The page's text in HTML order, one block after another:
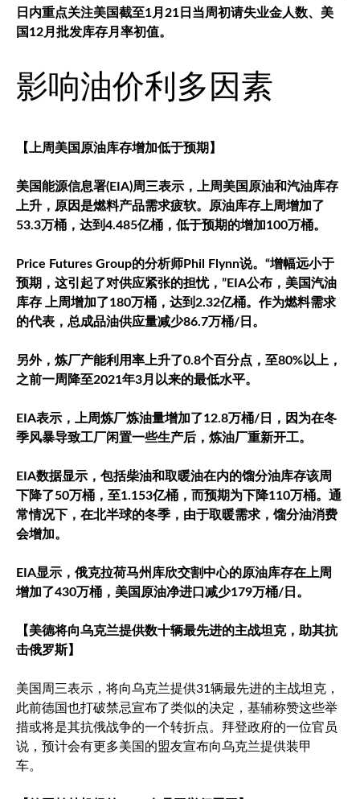
日内重点关注美国截至1月21日当周初请失业金人数、美
国12月批发库存月率初值。
影响油价利多因素
【上周美国原油库存增加低于预期】
美国能源信息署(EIA)周三表示，上周美国原油和汽油库存
上升，原因是燃料产品需求疲软。原油库存上周增加了
53.3万桶，达到4.485亿桶，低于预期的增加100万桶。
Price Futures Group的分析师Phil Flynn说。“增幅远小于
预期，这引起了对供应紧张的担忧，”EIA公布，美国汽油
库存 上周增加了180万桶，达到2.32亿桶。作为燃料需求
的代表，总成品油供应量减少86.7万桶/日。
另外，炼厂产能利用率上升了0.8个百分点，至80%以上，
之前一周降至2021年3月以来的最低水平。
EIA表示，上周炼厂炼油量增加了12.8万桶/日，因为在冬
季风暴导致工厂闲置一些生产后，炼油厂重新开工。
EIA数据显示，包括柴油和取暖油在内的馏分油库存该周
下降了50万桶，至1.153亿桶，而预期为下降110万桶。通
常情况下，在北半球的冬季，由于取暖需求，馏分油消费
会增加。
EIA显示，俄克拉荷马州库欣交割中心的原油库存在上周
增加了430万桶，美国原油净进口减少179万桶/日。
【美德将向乌克兰提供数十辆最先进的主战坦克，助其抗
击俄罗斯】
美国周三表示，将向乌克兰提供31辆最先进的主战坦克，
此前德国也打破禁忌宣布了类似的决定，基辅称赞这些举
措或将是其抗俄战争的一个转折点。拜登政府的一位官员
说，预计会有更多美国的盟友宣布向乌克兰提供装甲
车。